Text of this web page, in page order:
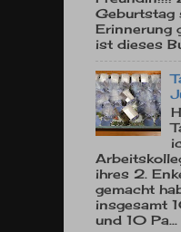
Geburtstag
Erinnerung
ist dieses
ihres 2.
gemacht
insgesamt
und 10 Pa...